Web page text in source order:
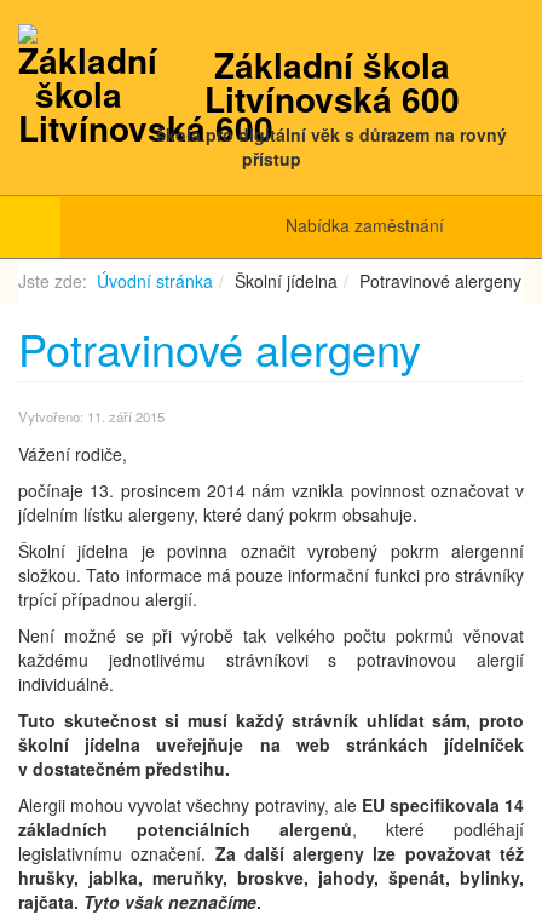
Základní škola
Litvínovská 600
škola pro digitální věk s důrazem na rovný
přístup
Nabídka zaměstnání
Jste zde: Úvodní stránka Školní jídelna Potravinové alergeny
Potravinové alergeny
Vytvořeno: 11. září 2015
Vážení rodiče,
počínaje 13. prosincem 2014 nám vznikla povinnost označovat v
jídelním lístku alergeny, které daný pokrm obsahuje.
Školní jídelna je povinna označit vyrobený pokrm alergenní
složkou. Tato informace má pouze informační funkci pro strávníky
trpící případnou alergií.
Není možné se při výrobě tak velkého počtu pokrmů věnovat
každému jednotlivému strávníkovi s potravinovou alergií
individuálně.
Tuto skutečnost si musí každý strávník uhlídat sám, proto
školní jídelna uveřejňuje na web stránkách jídelníček
v dostatečném předstihu.
Alergii mohou vyvolat všechny potraviny, ale EU specifikovala 14
základních potenciálních alergenů, které podléhají
legislativnímu označení. Za další alergeny lze považovat též
hrušky, jablka, meruňky, broskve, jahody, špenát, bylinky,
rajčata. Tyto však neznačíme.